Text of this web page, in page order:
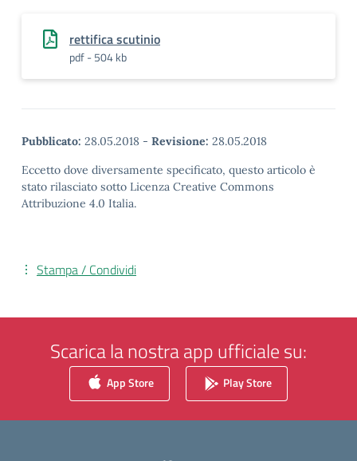
rettifica scutinio
pdf - 504 kb
Pubblicato: 28.05.2018 - Revisione: 28.05.2018
Eccetto dove diversamente specificato, questo articolo è
stato rilasciato sotto Licenza Creative Commons
Attribuzione 4.0 Italia.
Stampa / Condividi
Scarica la nostra app ufficiale su:
App Store Play Store